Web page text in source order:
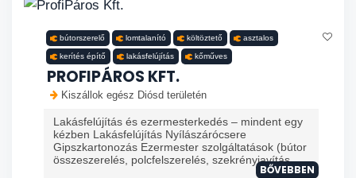
bútorszerelő lomtalanító költöztető asztalos
kerítés építő lakásfelújítás kőműves
PROFIPÁROS KFT.
Kiszállok egész Diósd területén
Lakásfelújítás és ezermesterkedés – mindent egy
kézben Lakásfelújítás Nyílászárócsere
Gipszkartonozás Ezermester szolgáltatások (bútor
összeszerelés, polcfelszerelés, szekrényjavítás, ...
BŐVEBBEN